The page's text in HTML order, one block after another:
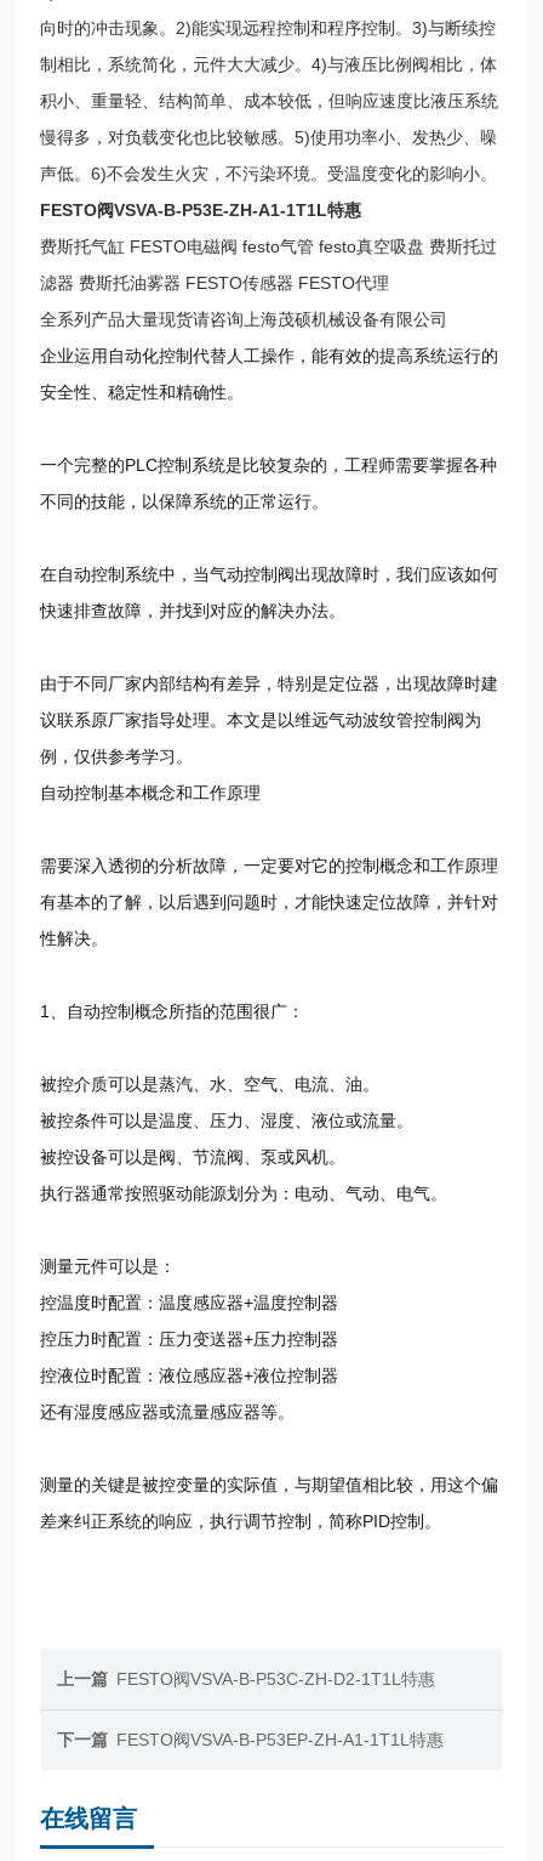
向时的冲击现象。2)能实现远程控制和程序控制。3)与断续控
制相比，系统简化，元件大大减少。4)与液压比例阀相比，体
积小、重量轻、结构简单、成本较低，但响应速度比液压系统
慢得多，对负载变化也比较敏感。5)使用功率小、发热少、噪
声低。6)不会发生火灾，不污染环境。受温度变化的影响小。
FESTO阀VSVA-B-P53E-ZH-A1-1T1L特惠
费斯托气缸 FESTO电磁阀 festo气管 festo真空吸盘 费斯托过
滤器 费斯托油雾器 FESTO传感器 FESTO代理
全系列产品大量现货请咨询上海茂硕机械设备有限公司
企业运用自动化控制代替人工操作，能有效的提高系统运行的
安全性、稳定性和精确性。
一个完整的PLC控制系统是比较复杂的，工程师需要掌握各种
不同的技能，以保障系统的正常运行。
在自动控制系统中，当气动控制阀出现故障时，我们应该如何
快速排查故障，并找到对应的解决办法。
由于不同厂家内部结构有差异，特别是定位器，出现故障时建
议联系原厂家指导处理。本文是以维远气动波纹管控制阀为
例，仅供参考学习。
自动控制基本概念和工作原理
需要深入透彻的分析故障，一定要对它的控制概念和工作原理
有基本的了解，以后遇到问题时，才能快速定位故障，并针对
性解决。
1、自动控制概念所指的范围很广：
被控介质可以是蒸汽、水、空气、电流、油。
被控条件可以是温度、压力、湿度、液位或流量。
被控设备可以是阀、节流阀、泵或风机。
执行器通常按照驱动能源划分为：电动、气动、电气。
测量元件可以是：
控温度时配置：温度感应器+温度控制器
控压力时配置：压力变送器+压力控制器
控液位时配置：液位感应器+液位控制器
还有湿度感应器或流量感应器等。
测量的关键是被控变量的实际值，与期望值相比较，用这个偏
差来纠正系统的响应，执行调节控制，简称PID控制。
上一篇 FESTO阀VSVA-B-P53C-ZH-D2-1T1L特惠
下一篇 FESTO阀VSVA-B-P53EP-ZH-A1-1T1L特惠
在线留言